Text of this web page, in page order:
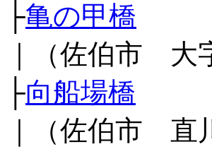
├亀の甲橋
｜（佐伯市 大
├向船場橋
｜（佐伯市